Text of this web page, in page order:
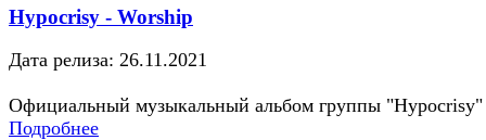
Hypocrisy - Worship
Дата релиза: 26.11.2021
Официальный музыкальный альбом группы "Hypocrisy"
Подробнее